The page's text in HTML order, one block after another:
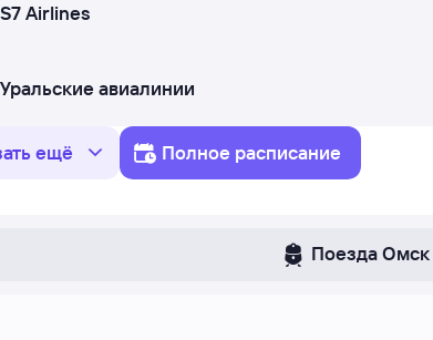
S7 Airlines
Уральские авиалинии
ещё Полное расписание
ПоездаОмск